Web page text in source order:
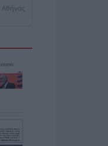
Αθήνας